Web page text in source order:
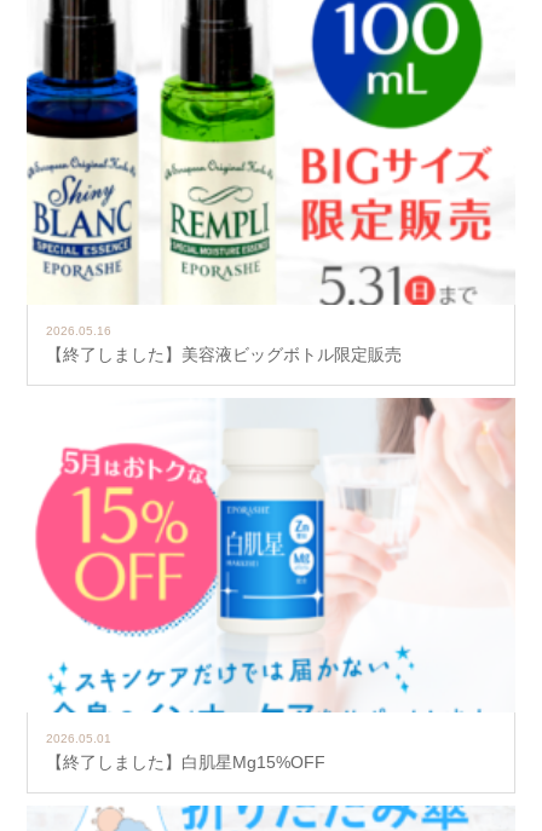
2026.05.16
【終了しました】美容液ビッグボトル限定販売
2026.05.01
【終了しました】白肌星Mg15%OFF